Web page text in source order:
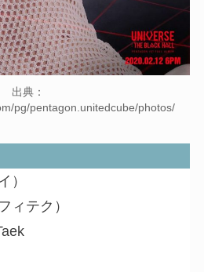
出典：
pg/pentagon.unitedcube/photos/
）
ィテク）